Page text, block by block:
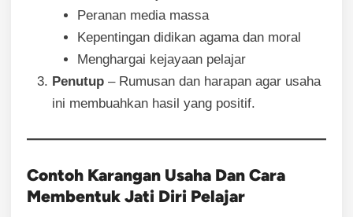
Peranan media massa
Kepentingan didikan agama dan moral
Menghargai kejayaan pelajar
Penutup – Rumusan dan harapan agar usaha
ini membuahkan hasil yang positif.
Contoh Karangan Usaha Dan Cara
Membentuk Jati Diri Pelajar